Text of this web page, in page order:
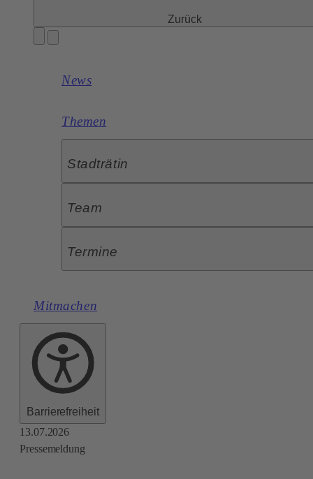
Zurück
News
Themen
Stadträtin
Team
Termine
Mitmachen
Barrierefreiheit
13.07.2026
Pressemeldung